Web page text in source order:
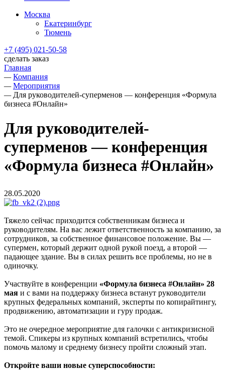
Москва
Екатеринбург
Тюмень
+7 (495) 021-50-58
сделать заказ
Главная
— Компания
— Мероприятия
— Для руководителей-суперменов — конференция «Формула
бизнеса #Онлайн»
Для руководителей-
суперменов — конференция
«Формула бизнеса #Онлайн»
28.05.2020
Тяжело сейчас приходится собственникам бизнеса и
руководителям. На вас лежит ответственность за компанию, за
сотрудников, за собственное финансовое положение. Вы —
супермен, который держит одной рукой поезд, а второй —
падающее здание. Вы в силах решить все проблемы, но не в
одиночку.
Участвуйте в конференции «Формула бизнеса #Онлайн» 28
мая и с вами на поддержку бизнеса встанут руководители
крупных федеральных компаний, эксперты по копирайтингу,
продвижению, автоматизации и гуру продаж.
Это не очередное мероприятие для галочки с антикризисной
темой. Спикеры из крупных компаний встретились, чтобы
помочь малому и среднему бизнесу пройти сложный этап.
Откройте ваши новые суперспособности: